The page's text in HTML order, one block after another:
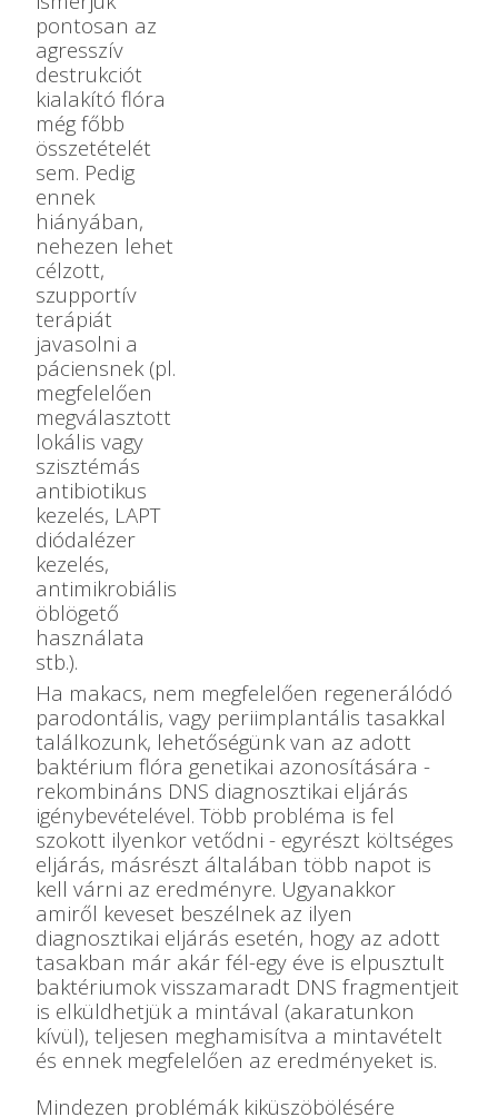
pontosan az
agresszív
destrukciót
kialakító flóra
még főbb
összetételét
sem. Pedig
ennek
hiányában,
nehezen lehet
célzott,
szupportív
terápiát
javasolni a
páciensnek (pl.
megfelelően
megválasztott
lokális vagy
szisztémás
antibiotikus
kezelés, LAPT
diódalézer
kezelés,
antimikrobiális
öblögető
használata
stb.).
Ha makacs, nem megfelelően regenerálódó
parodontális, vagy periimplantális tasakkal
találkozunk, lehetőségünk van az adott
baktérium flóra genetikai azonosítására -
rekombináns DNS diagnosztikai eljárás
igénybevételével. Több probléma is fel
szokott ilyenkor vetődni - egyrészt költséges
eljárás, másrészt általában több napot is
kell várni az eredményre. Ugyanakkor
amiről keveset beszélnek az ilyen
diagnosztikai eljárás esetén, hogy az adott
tasakban már akár fél-egy éve is elpusztult
baktériumok visszamaradt DNS fragmentjeit
is elküldhetjük a mintával (akaratunkon
kívül), teljesen meghamisítva a mintavételt
és ennek megfelelően az eredményeket is.
Mindezen problémák kiküszöbölésére